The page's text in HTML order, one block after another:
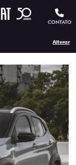
CONTATO
Alterar